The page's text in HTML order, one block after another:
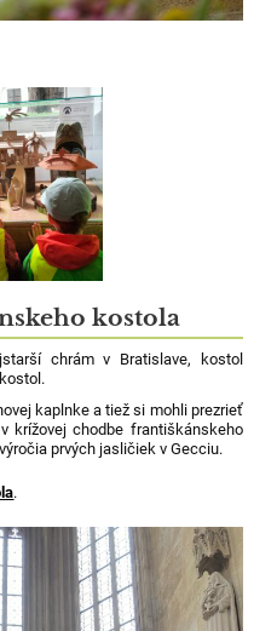
kostola
chrám v Bratislave, kostol
kaplnke a tiež si mohli prezrieť
krížovej chodbe františkánskeho
prvých jasličiek v Gecciu.
.